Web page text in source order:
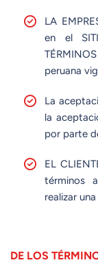
LA
en el
peruana
La
la
por parte
EL
términos
realizar
DE LOS